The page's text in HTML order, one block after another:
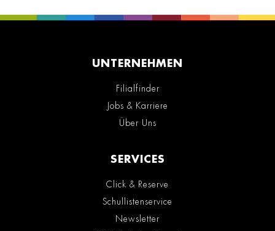
UNTERNEHMEN
Filialfinder
Jobs & Karriere
Über Uns
SERVICES
Click & Reserve
Schullistenservice
Newsletter